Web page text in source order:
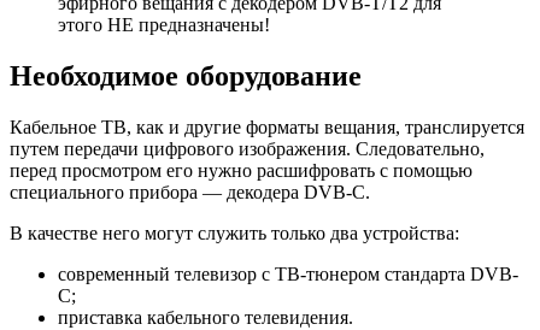
этого НЕ предназначены!
Необходимое оборудование
Кабельное ТВ, как и другие форматы вещания, транслируется
путем передачи цифрового изображения. Следовательно,
перед просмотром его нужно расшифровать с помощью
специального прибора — декодера DVB-C.
В качестве него могут служить только два устройства:
современный телевизор с ТВ-тюнером стандарта DVB-
C;
приставка кабельного телевидения.